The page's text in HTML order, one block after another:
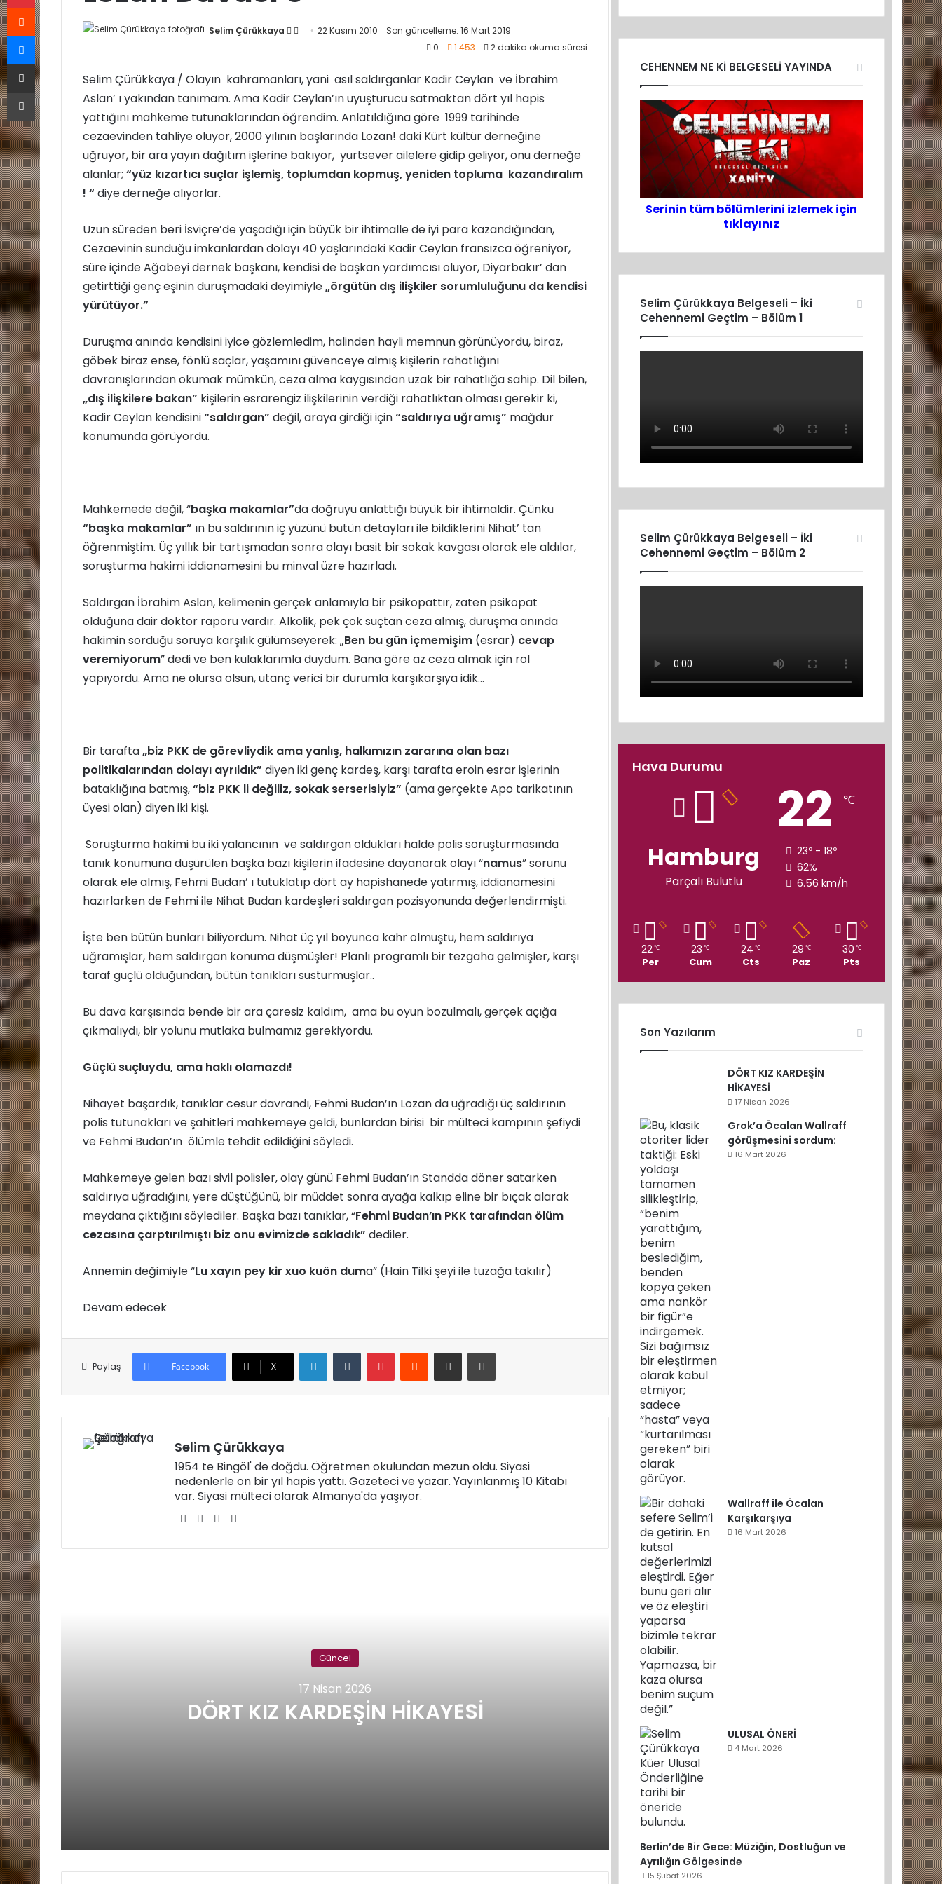
Selim Çürükkaya
F
l
o
w
o
e
-
p
o
a
n
d
e
r
22 Kasım 2010
Son güncelleme: 16 Mart 2019
0
1.453 2 dakika okuma süresi
Selim Çürükkaya / Olayın kahramanları, yani asıl saldırganlar Kadir Ceylan ve İbrahim
Aslan’ ı yakından tanımam. Ama Kadir Ceylan’ın uyuşturucu satmaktan dört yıl hapis
yattığını mahkeme tutunaklarından öğrendim. Anlatıldığına göre 1999 tarihinde
cezaevinden tahliye oluyor, 2000 yılının başlarında Lozan! daki Kürt kültür derneğine
uğruyor, bir ara yayın dağıtım işlerine bakıyor, yurtsever ailelere gidip geliyor, onu derneğe
alanlar; “yüz kızartıcı suçlar işlemiş, toplumdan kopmuş, yeniden topluma kazandıralım
! “ diye derneğe alıyorlar.
Uzun süreden beri İsviçre’de yaşadığı için büyük bir ihtimalle de iyi para kazandığından,
Cezaevinin sunduğu imkanlardan dolayı 40 yaşlarındaki Kadir Ceylan fransızca öğreniyor,
süre içinde Ağabeyi dernek başkanı, kendisi de başkan yardımcısı oluyor, Diyarbakır’ dan
getirttiği genç eşinin duruşmadaki deyimiyle„örgütün dış ilişkiler sorumluluğunu da kendisi
yürütüyor.”
Duruşma anında kendisini iyice gözlemledim, halinden hayli memnun görünüyordu, biraz,
göbek biraz ense, fönlü saçlar, yaşamını güvenceye almış kişilerin rahatlığını
davranışlarından okumak mümkün, ceza alma kaygısından uzak bir rahatlığa sahip. Dil bilen,
„dış ilişkilere bakan” kişilerin esrarengiz ilişkilerinin verdiği rahatlıktan olması gerekir ki,
Kadir Ceylan kendisini“saldırgan” değil, araya girdiği için“saldırıya uğramış” mağdur
konumunda görüyordu.
Mahkemede değil, “başka makamlar”da doğruyu anlattığı büyük bir ihtimaldir. Çünkü
“başka makamlar” ın bu saldırının iç yüzünü bütün detayları ile bildiklerini Nihat’ tan
öğrenmiştim. Üç yıllık bir tartışmadan sonra olayı basit bir sokak kavgası olarak ele aldılar,
soruşturma hakimi iddianamesini bu minval üzre hazırladı.
Saldırgan İbrahim Aslan, kelimenin gerçek anlamıyla bir psikopattır, zaten psikopat
olduğuna dair doktor raporu vardır. Alkolik, pek çok suçtan ceza almış, duruşma anında
hakimin sorduğu soruya karşılık gülümseyerek: „Ben bu gün içmemişim (esrar) cevap
veremiyorum” dedi ve ben kulaklarımla duydum. Bana göre az ceza almak için rol
yapıyordu. Ama ne olursa olsun, utanç verici bir durumla karşıkarşıya idik…
Bir tarafta„biz PKK de görevliydik ama yanlış, halkımızın zararına olan bazı
politikalarından dolayı ayrıldık” diyen iki genç kardeş, karşı tarafta eroin esrar işlerinin
bataklığına batmış,“biz PKK li değiliz, sokak serserisiyiz” (ama gerçekte Apo tarikatının
üyesi olan) diyen iki kişi.
Soruşturma hakimi bu iki yalancının ve saldırgan oldukları halde polis soruşturmasında
tanık konumuna düşürülen başka bazı kişilerin ifadesine dayanarak olayı “namus” sorunu
olarak ele almış, Fehmi Budan’ ı tutuklatıp dört ay hapishanede yatırmış, iddianamesini
hazırlarken de Fehmi ile Nihat Budan kardeşleri saldırgan pozisyonunda değerlendirmişti.
İşte ben bütün bunları biliyordum. Nihat üç yıl boyunca kahr olmuştu, hem saldırıya
uğramışlar, hem saldırgan konuma düşmüşler! Planlı programlı bir tezgaha gelmişler, karşı
taraf güçlü olduğundan, bütün tanıkları susturmuşlar..
Bu dava karşısında bende bir ara çaresiz kaldım, ama bu oyun bozulmalı, gerçek açığa
çıkmalıydı, bir yolunu mutlaka bulmamız gerekiyordu.
Güçlü suçluydu, ama haklı olamazdı!
Nihayet başardık, tanıklar cesur davrandı, Fehmi Budan’ın Lozan da uğradığı üç saldırının
polis tutunakları ve şahitleri mahkemeye geldi, bunlardan birisi bir mülteci kampının şefiydi
ve Fehmi Budan’ın ölümle tehdit edildiğini söyledi.
Mahkemeye gelen bazı sivil polisler, olay günü Fehmi Budan’ın Standda döner satarken
saldırıya uğradığını, yere düştüğünü, bir müddet sonra ayağa kalkıp eline bir bıçak alarak
meydana çıktığını söylediler. Başka bazı tanıklar, “Fehmi Budan’ın PKK tarafından ölüm
cezasına çarptırılmıştı biz onu evimizde sakladık” dediler.
Annemin değimiyle “Lu xayın pey kir xuo kuön duma” (Hain Tilki şeyi ile tuzağa takılır)
Devam edecek
Paylaş Facebook X
LinkedIn
Selim Çürükkaya
1954 te Bingöl' de doğdu. Öğretmen okulundan mezun oldu. Siyasi
nedenlerle on bir yıl hapis yattı. Gazeteci ve yazar. Yayınlanmış 10 Kitabı
var. Siyasi mülteci olarak Almanya'da yaşıyor.
W
sit
Fa
bo
X
ub
Güncel
17 Nisan 2026
DÖRT KIZ KARDEŞİN HİKAYESİ
CEHENNEM NE Kİ BELGESELİ YAYINDA
Serinin tüm bölümlerini izlemek için
tıklayınız
Selim Çürükkaya Belgeseli – İki
Cehennemi Geçtim – Bölüm 1
Selim Çürükkaya Belgeseli – İki
Cehennemi Geçtim – Bölüm 2
Hava Durumu
Hamburg
Parçalı Bulutlu
22 ℃
23º - 18º
62%
6.56 km/h
22 ℃
Per
23 ℃
Cum
24 ℃
Cts
29 ℃
Paz
30 ℃
Pts
Son Yazılarım
DÖRT KIZ KARDEŞİN
HİKAYESİ
17 Nisan 2026
Grok’a Öcalan Wallraff
görüşmesini sordum:
16 Mart 2026
Wallraff ile Öcalan
Karşıkarşıya
16 Mart 2026
ULUSAL ÖNERİ
4 Mart 2026
Berlin’de Bir Gece: Müziğin, Dostluğun ve
Ayrılığın Gölgesinde
15 Şubat 2026
Reddit
Messenger
E-Posta ile paylaş
Yazdır